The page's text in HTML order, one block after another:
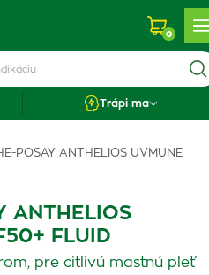
0
Trápi ma
POSAY ANTHELIOS UVMUNE
ANTHELIOS
FLUID
pre citlivú mastnú pleť